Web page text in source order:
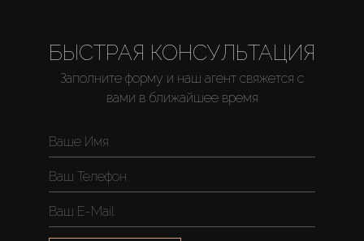
БЫСТРАЯ КОНСУЛЬТАЦИЯ
Заполните форму и наш агент свяжется с
вами в ближайшее время